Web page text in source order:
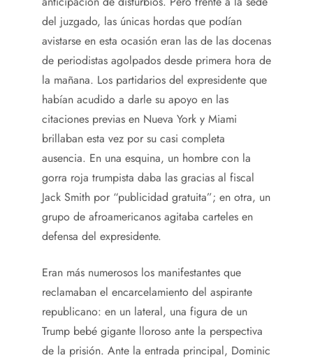
del juzgado, las únicas hordas que podían
avistarse en esta ocasión eran las de las docenas
de periodistas agolpados desde primera hora de
la mañana. Los partidarios del expresidente que
habían acudido a darle su apoyo en las
citaciones previas en Nueva York y Miami
brillaban esta vez por su casi completa
ausencia. En una esquina, un hombre con la
gorra roja trumpista daba las gracias al fiscal
Jack Smith por “publicidad gratuita”; en otra, un
grupo de afroamericanos agitaba carteles en
defensa del expresidente.
Eran más numerosos los manifestantes que
reclamaban el encarcelamiento del aspirante
republicano: en un lateral, una figura de un
Trump bebé gigante lloroso ante la perspectiva
de la prisión. Ante la entrada principal, Dominic